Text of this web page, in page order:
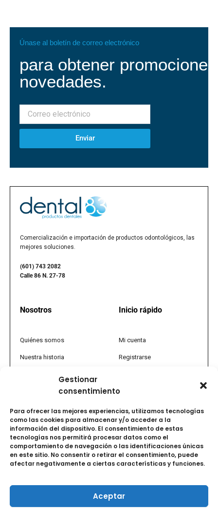
Gestionar
consentimiento
Para ofrecer las mejores experiencias, utilizamos tecnologías
como las cookies para almacenar y/o acceder a la
información del dispositivo. El consentimiento de estas
tecnologías nos permitirá procesar datos como el
comportamiento de navegación o las identificaciones únicas
en este sitio. No consentir o retirar el consentimiento, puede
afectar negativamente a ciertas características y funciones.
Aceptar
Únase al boletín de correo electrónico
para obtener
novedades.
Enviar
Comercialización e importación de productos odontológicos, las
mejores soluciones.
(601) 743 2082
Calle 86 N. 27-78
Nosotros
Quiénes somos
Nuestra historia
Tratamiento de datos
Términos y condiciones
Inicio rápido
Mi cuenta
Registrarse
Promociones
FAQs
Vida saludable y uso de
medicamentos
I
n
a
L
i
e
F
a
b
Y
o
u
b
© 2025 Dental 83. Todos los derechos reservados.